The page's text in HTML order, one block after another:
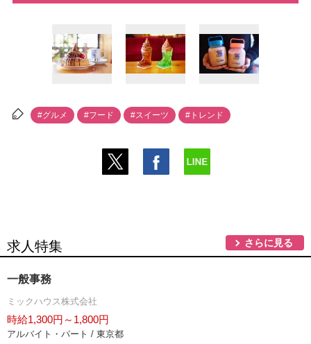
#グルメ #フード #スイーツ #トレンド
求人特集 さらに見る
一般事務
ミックハウス株式会社
時給1,300円～1,800円
アルバイト・パート / 東京都